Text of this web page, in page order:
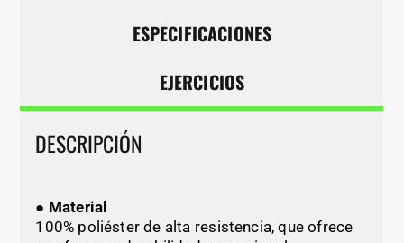
ESPECIFICACIONES
EJERCICIOS
DESCRIPCIÓN
● Material
100% poliéster de alta resistencia, que ofrece